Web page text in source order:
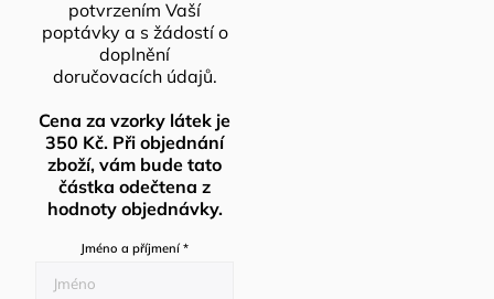
potvrzením Vaší
poptávky a s žádostí o
doplnění
doručovacích údajů.
Cena za vzorky látek je
350 Kč. Při objednání
zboží, vám bude tato
částka odečtena z
hodnoty objednávky.
Jméno a příjmení *